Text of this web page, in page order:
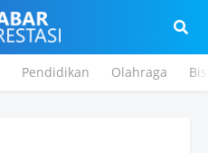
Pendidikan Olahraga